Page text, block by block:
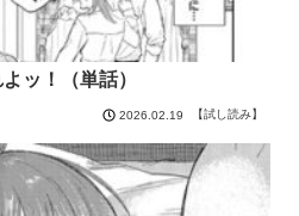
ッ！（単話）
2026.02.19 【試し読み】